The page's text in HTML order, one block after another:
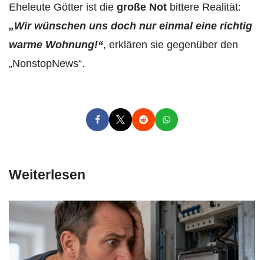
Eheleute Götter ist die große Not bittere Realität:
„Wir wünschen uns doch nur einmal eine richtig
warme Wohnung!“, erklären sie gegenüber den
„NonstopNews“.
Weiterlesen